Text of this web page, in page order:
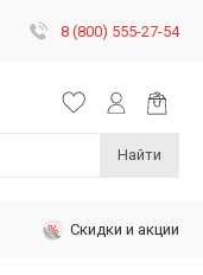
8 (800) 555-27-54
Найти
Скидки и акции